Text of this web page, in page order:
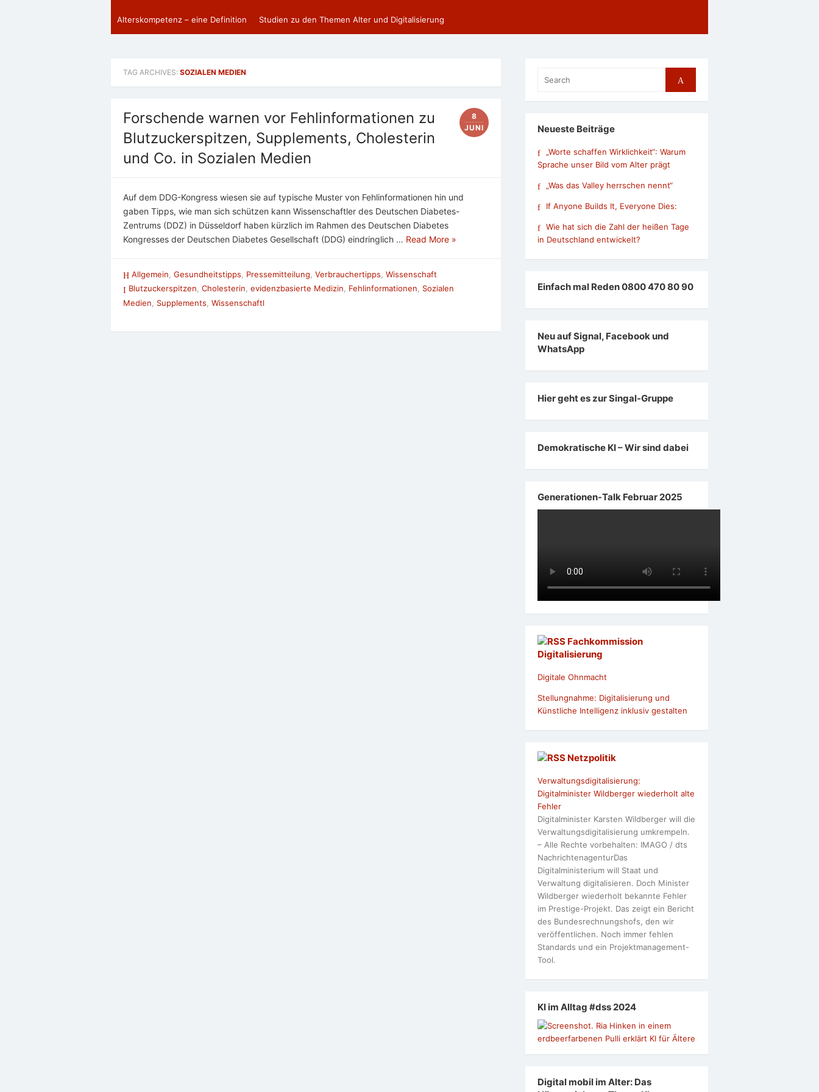
Alterskompetenz – eine Definition Studien zu den Themen Alter und Digitalisierung
TAG ARCHIVES: SOZIALEN MEDIEN
Forschende warnen vor Fehlinformationen zu
Blutzuckerspitzen, Supplements, Cholesterin
und Co. in Sozialen Medien
8
JUNI
Auf dem DDG-Kongress wiesen sie auf typische Muster von Fehlinformationen hin und
gaben Tipps, wie man sich schützen kann Wissenschaftler des Deutschen Diabetes-
Zentrums (DDZ) in Düsseldorf haben kürzlich im Rahmen des Deutschen Diabetes
Kongresses der Deutschen Diabetes Gesellschaft (DDG) eindringlich … Read More »
Allgemein Gesundheitstipps Pressemitteilung Verbrauchertipps Wissenschaft
Blutzuckerspitzen, Cholesterin, evidenzbasierte Medizin, Fehlinformationen, Sozialen
Medien
Supplements Wissenschaftl
for:
Search
Neueste Beiträge
„Worte schaffen Wirklichkeit“: Warum
Sprache unser Bild vom Alter prägt
„Was das Valley herrschen nennt“
If Anyone Builds It, Everyone Dies:
Wie hat sich die Zahl der heißen Tage
in Deutschland entwickelt?
Einfach mal Reden 0800 470 80 90
Neu auf Signal, Facebook und
WhatsApp
Hier geht es zur Singal-Gruppe
Demokratische KI – Wir sind dabei
Generationen-Talk Februar 2025
Fachkommission
Digitalisierung
Digitale Ohnmacht
Stellungnahme: Digitalisierung und
Künstliche Intelligenz inklusiv gestalten
Netzpolitik
Verwaltungsdigitalisierung:
Digitalminister Wildberger wiederholt alte
Fehler
Digitalminister Karsten Wildberger will die
Verwaltungsdigitalisierung umkrempeln.
– Alle Rechte vorbehalten: IMAGO / dts
NachrichtenagenturDas
Digitalministerium will Staat und
Verwaltung digitalisieren. Doch Minister
Wildberger wiederholt bekannte Fehler
im Prestige-Projekt. Das zeigt ein Bericht
des Bundesrechnungshofs, den wir
veröffentlichen. Noch immer fehlen
Standards und ein Projektmanagement-
Tool.
KI im Alltag #dss 2024
Digital mobil im Alter: Das